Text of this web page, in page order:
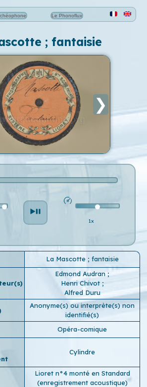
Le Phonoflux
; fantaisie
❯
1x
La Mascotte ; fantaisie
Edmond Audran ;
Henri Chivot ;
Alfred Duru
Anonyme(s) ou interprète(s) non
identifié(s)
Opéra-comique
Cylindre
Lioret n°4 monté en Standard
(enregistrement acoustique)